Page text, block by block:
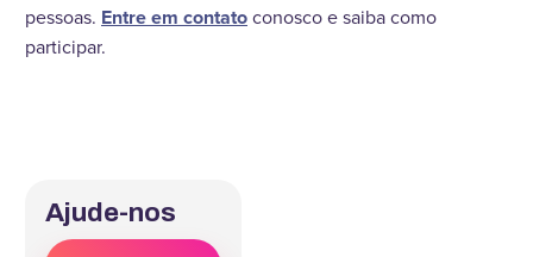
pessoas. Entre em contatoconosco e saiba como
participar.
Ajude-nos